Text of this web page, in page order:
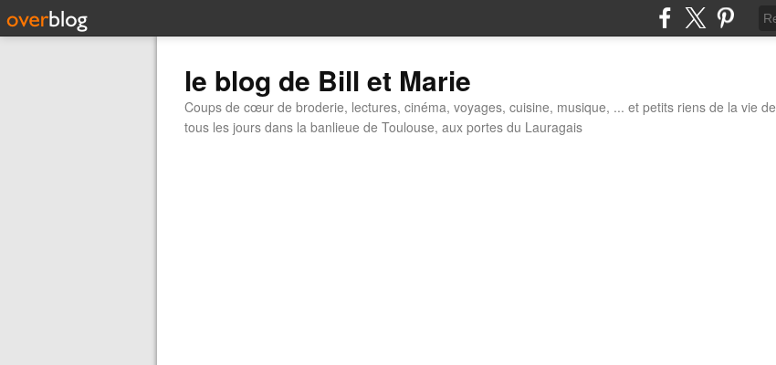
le blog de Bill et Marie
Coups de cœur de broderie, lectures, cinéma, voyages, cuisine, musique, ... et petits riens de la vie de
tous les jours dans la banlieue de Toulouse, aux portes du Lauragais